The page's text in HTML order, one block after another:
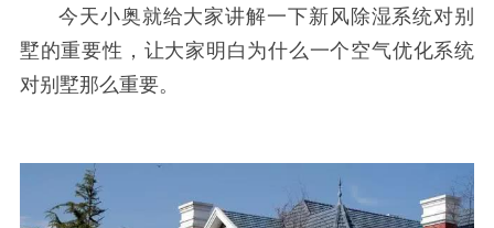
今天小奥就给大家讲解一下新风除湿系统对别
墅的重要性，让大家明白为什么一个空气优化系统
对别墅那么重要。